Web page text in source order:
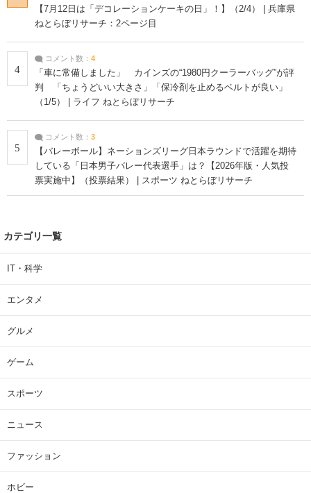
【7月12日は「デコレーションケーキの日」！】（2/4） | 兵庫県
ねとらぼリサーチ：2ページ目
4
コメント数： 4
「車に常備しました」 カインズの“1980円クーラーバッグ”が評
判 「ちょうどいい大きさ」「保冷剤を止めるベルトが良い」
（1/5） | ライフ ねとらぼリサーチ
5
コメント数： 3
【バレーボール】ネーションズリーグ日本ラウンドで活躍を期待
している「日本男子バレー代表選手」は？【2026年版・人気投
票実施中】（投票結果） | スポーツ ねとらぼリサーチ
カテゴリ一覧
IT・科学
エンタメ
グルメ
ゲーム
スポーツ
ニュース
ファッション
ホビー